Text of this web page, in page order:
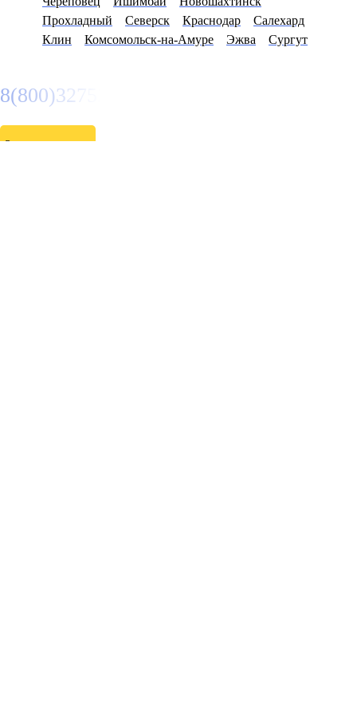
Прохладный
Северск Краснодар
Салехард
Клин
Комсомольск-на-Амуре Эжва Сургут
8(800)3275280
Заказать звонок